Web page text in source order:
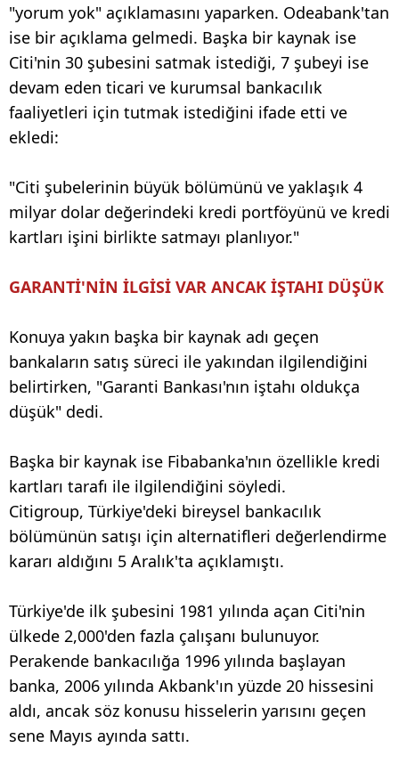
"yorum yok" açıklamasını yaparken. Odeabank'tan
ise bir açıklama gelmedi. Başka bir kaynak ise
Citi'nin 30 şubesini satmak istediği, 7 şubeyi ise
devam eden ticari ve kurumsal bankacılık
faaliyetleri için tutmak istediğini ifade etti ve
ekledi:
"Citi şubelerinin büyük bölümünü ve yaklaşık 4
milyar dolar değerindeki kredi portföyünü ve kredi
kartları işini birlikte satmayı planlıyor."
GARANTİ'NİN İLGİSİ VAR ANCAK İŞTAHI DÜŞÜK
Konuya yakın başka bir kaynak adı geçen
bankaların satış süreci ile yakından ilgilendiğini
belirtirken, "Garanti Bankası'nın iştahı oldukça
düşük" dedi.
Başka bir kaynak ise Fibabanka'nın özellikle kredi
kartları tarafı ile ilgilendiğini söyledi.
Citigroup, Türkiye'deki bireysel bankacılık
bölümünün satışı için alternatifleri değerlendirme
kararı aldığını 5 Aralık'ta açıklamıştı.
Türkiye'de ilk şubesini 1981 yılında açan Citi'nin
ülkede 2,000'den fazla çalışanı bulunuyor.
Perakende bankacılığa 1996 yılında başlayan
banka, 2006 yılında Akbank'ın yüzde 20 hissesini
aldı, ancak söz konusu hisselerin yarısını geçen
sene Mayıs ayında sattı.